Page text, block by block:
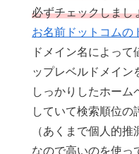
必ずチェックしまし
お名前ドットコムの
ドメイン名によって
ップレベルドメイン
しっかりしたホーム
していて検索順位の
（あくまで個人的推
なので高いのを使っ